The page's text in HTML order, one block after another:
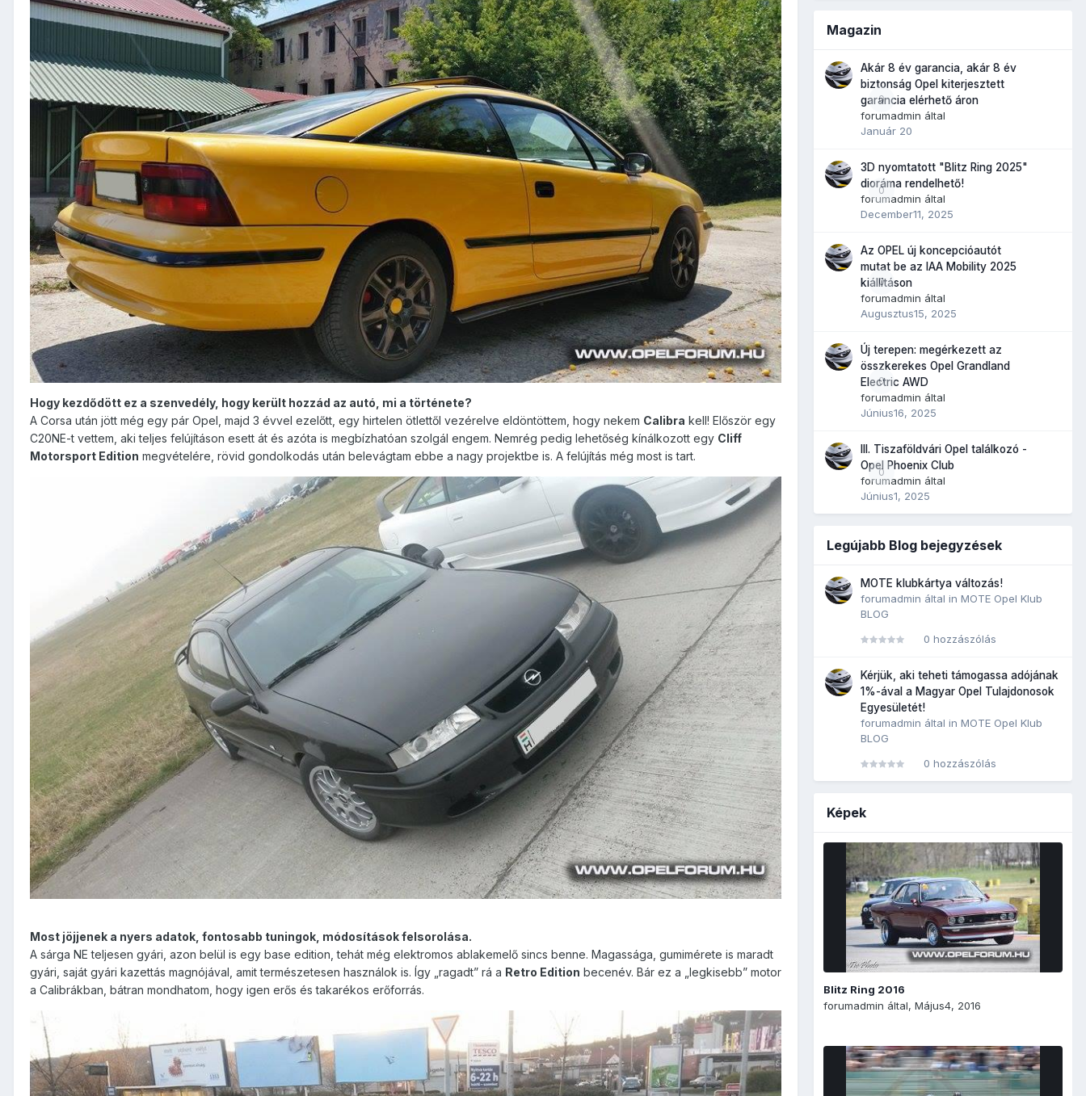
Hogy kezdődött ez a szenvedély, hogy került hozzád az autó, mi a története?
A Corsa után jött még egy pár Opel, majd 3 évvel ezelőtt, egy hirtelen ötlettől vezérelve eldöntöttem, hogy nekem Calibra kell! Először egy
C20NE-t vettem, aki teljes felújításon esett át és azóta is megbízhatóan szolgál engem. Nemrég pedig lehetőség kínálkozott egy Cliff
Motorsport Edition megvételére, rövid gondolkodás után belevágtam ebbe a nagy projektbe is. A felújítás még most is tart.
Most jöjjenek a nyers adatok, fontosabb tuningok, módosítások felsorolása.
A sárga NE teljesen gyári, azon belül is egy base edition, tehát még elektromos ablakemelő sincs benne. Magassága, gumimérete is maradt
gyári, saját gyári kazettás magnójával, amit természetesen használok is. Így „ragadt” rá a Retro Edition becenév. Bár ez a „legkisebb” motor
a Calibrákban, bátran mondhatom, hogy igen erős és takarékos erőforrás.
Magazin
0
Akár 8 év garancia, akár 8 év
biztonság Opel kiterjesztett
garancia elérhető áron
forumadmin által
Január 20
0
3D nyomtatott "Blitz Ring 2025"
dioráma rendelhető!
forumadmin által
December11, 2025
0
Az OPEL új koncepcióautót
mutat be az IAA Mobility 2025
kiállításon
forumadmin által
Augusztus15, 2025
0
Új terepen: megérkezett az
összkerekes Opel Grandland
Electric AWD
forumadmin által
Június16, 2025
0
III. Tiszaföldvári Opel találkozó -
Opel Phoenix Club
forumadmin által
Június1, 2025
Legújabb Blog bejegyzések
MOTE klubkártya változás!
forumadmin által in MOTE Opel Klub
BLOG
0 hozzászólás
Kérjük, aki teheti támogassa adójának
1%-ával a Magyar Opel Tulajdonosok
Egyesületét!
forumadmin által in MOTE Opel Klub
BLOG
0 hozzászólás
Képek
Blitz Ring 2016
forumadmin által, Május4, 2016